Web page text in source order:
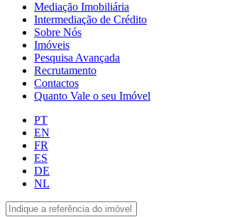
Mediação Imobiliária
Intermediação de Crédito
Sobre Nós
Imóveis
Pesquisa Avançada
Recrutamento
Contactos
Quanto Vale o seu Imóvel
PT
EN
FR
ES
DE
NL